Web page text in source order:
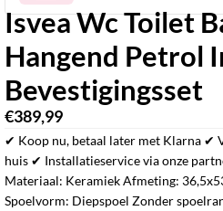
Isvea Wc Toilet
Hangend Petrol
Bevestigingsset
€389,99
✔ Koop nu, betaal later met Klarna ✔
huis ✔ Installatieservice via onze
Materiaal: Keramiek Afmeting:
Spoelvorm: Diepspoel Zonder